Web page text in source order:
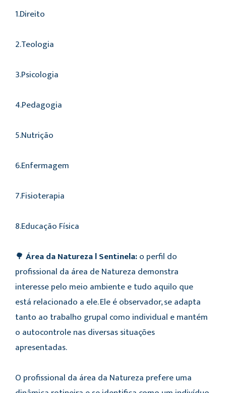
1.Direito
2.Teologia
3.Psicologia
4.Pedagogia
5.Nutrição
6.Enfermagem
7.Fisioterapia
8.Educação Física
🌳 Área da Natureza l Sentinela:o perfil do
profissional da área de Natureza demonstra
interesse pelo meio ambiente e tudo aquilo que
está relacionado a ele. Ele é observador, se adapta
tanto ao trabalho grupal como individual e mantém
o autocontrole nas diversas situações
apresentadas.
O profissional da área da Natureza prefere uma